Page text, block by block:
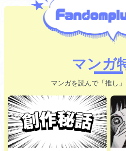
マンガ
マンガを読んで「推し